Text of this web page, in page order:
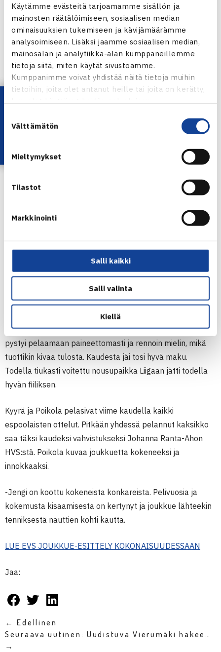
Käytämme evästeitä tarjoamamme sisällön ja
mainosten räätälöimiseen, sosiaalisen median
ominaisuuksien tukemiseen ja kävijämäärämme
analysoimiseen. Lisäksi jaamme sosiaalisen median,
mainosalan ja analytiikka-alan kumppaneillemme
tietoja siitä, miten käytät sivustoamme.
Kumppanimme voivat yhdistää näitä tietoja muihin
tietoihin, joita olet antanut heille tai joita on kerätty,
valinta
Välttämätön
Mieltymykset
Tilastot
Markkinointi
Salli kaikki
Salli valinta
Kiellä
Espoon Verkkopalloseura nousi kuuden vuoden tauon
jälkeen Tennisliigaan voitettuaan viime kaudella I-
divisioonan. Ennen viimeistä kierrosta EVS ja OVS olivat
sarjakärjessä tasapisteissä, mutta Satu Kyyrä ja Anni
Poikola varmistivat sarjanousun puhtaalla 3–0-voitolla
Espoolaisten kapteeni Poikola muistelee edellistä kautta
mielellään.
-Kausi I-divisioonassa oli onnistunut. Kumpikin petrasi
pelejään jatkuvasti kauden mittaan ja pelaaminen oli
kivempaa kuin koskaan. Pidemmän kisatauon takia pelit
pystyi pelaamaan paineettomasti ja rennoin mielin, mikä
tuottikin kivaa tulosta. Kaudesta jäi tosi hyvä maku.
Todella tiukasti voitettu nousupaikka Liigaan jätti todella
hyvän fiiliksen.
Kyyrä ja Poikola pelasivat viime kaudella kaikki
espoolaisten ottelut. Pitkään yhdessä pelannut kaksikko
saa täksi kaudeksi vahvistukseksi Johanna Ranta-Ahon
HVS:stä. Poikola kuvaa joukkuetta kokeneeksi ja
innokkaaksi.
-Jengi on koottu kokeneista konkareista. Pelivuosia ja
kokemusta kisaamisesta on kertynyt ja joukkue lähteekin
tenniksestä nauttien kohti kautta.
LUE EVS JOUKKUE-ESITTELY KOKONAISUUDESSAAN
Jaa:
← Edellinen
Seuraava uutinen: Uudistuva Vierumäki hakee…
→
Lataa OmaTennis!